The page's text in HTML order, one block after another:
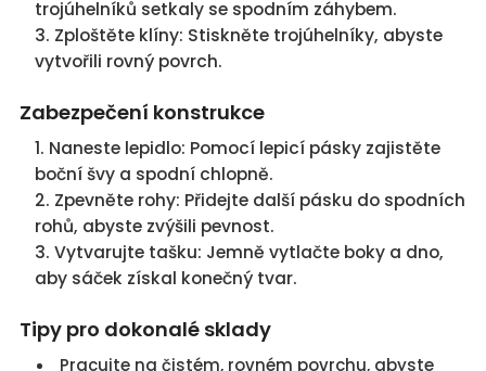
trojúhelníků setkaly se spodním záhybem.
Zploštěte klíny: Stiskněte trojúhelníky, abyste
vytvořili rovný povrch.
Zabezpečení konstrukce
Naneste lepidlo: Pomocí lepicí pásky zajistěte
boční švy a spodní chlopně.
Zpevněte rohy: Přidejte další pásku do spodních
rohů, abyste zvýšili pevnost.
Vytvarujte tašku: Jemně vytlačte boky a dno,
aby sáček získal konečný tvar.
Tipy pro dokonalé sklady
Pracujte na čistém, rovném povrchu, abyste